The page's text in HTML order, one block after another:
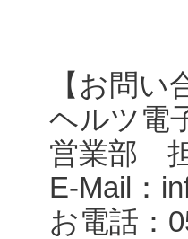
【お問い
ヘルツ電
営業部
E-Mail：
お電話：